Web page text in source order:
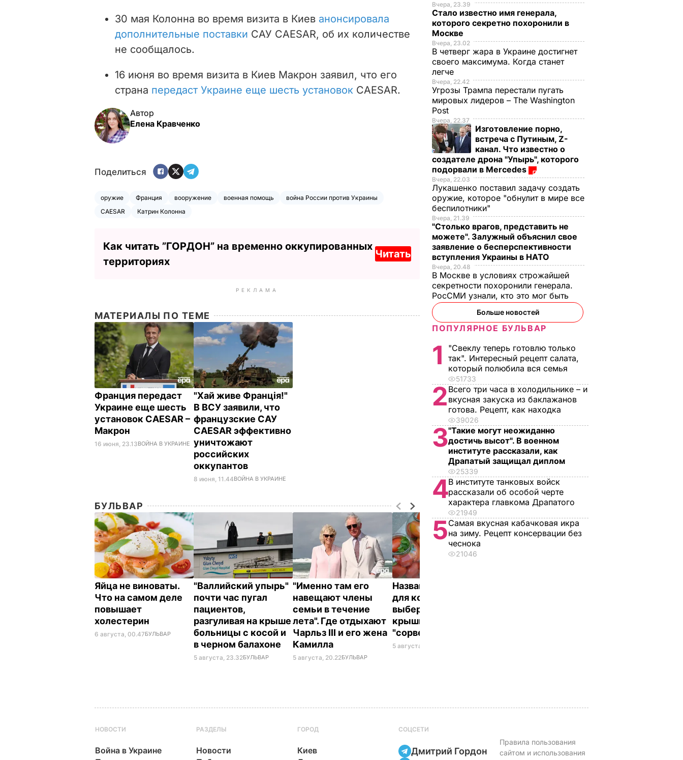
30 мая Колонна во время визита в Киев анонсировала
дополнительные поставки САУ CAESAR, об их количестве
не сообщалось.
16 июня во время визита в Киев Макрон заявил, что его
страна передаст Украине еще шесть установок CAESAR.
Автор
Елена Кравченко
Поделиться
оружие Франция вооружение военная помощь
война России против Украины
CAESAR
Катрин Колонна
Как читать ”ГОРДОН” на временно оккупированных
территориях
Читать
РЕКЛАМА
МАТЕРИАЛЫ ПО ТЕМЕ
Франция передаст
Украине еще шесть
установок CAESAR –
Макрон
16 июня, 23.13ВОЙНА В УКРАИНЕ
"Хай живе Франція!"
В ВСУ заявили, что
французские САУ
CAESAR эффективно
уничтожают
российских
оккупантов
8 июня, 11.44ВОЙНА В УКРАИНЕ
БУЛЬВАР
Яйца не виноваты.
Что на самом деле
повышает
холестерин
6 августа, 00.47БУЛЬВАР
"Валлийский упырь"
почти час пугал
пациентов,
разгуливая на крыше
больницы с косой и
в черном балахоне
5 августа, 23.32БУЛЬВАР
"Именно там его
навещают члены
семьи в течение
лета". Где отдыхают
Чарльз III и его жена
Камилла
5 августа, 20.22БУЛЬВАР
Названа лучшая соль
для консервации,
выберите ее – и
крышки на банках не
"сорвет"
5 августа, 19.34
Вчера, 23.39
Стало известно имя генерала,
которого секретно похоронили в
Москве
Вчера, 23.02
В четверг жара в Украине достигнет
своего максимума. Когда станет
легче
Вчера, 22.42
Угрозы Трампа перестали пугать
мировых лидеров – The Washington
Post
Вчера, 22.37
Изготовление порно,
встреча с Путиным, Z-
канал. Что известно о
создателе дрона "Упырь", которого
подорвали в Mercedes
Вчера, 22.03
Лукашенко поставил задачу создать
оружие, которое "обнулит в мире все
беспилотники"
Вчера, 21.39
"Столько врагов, представить не
можете". Залужный объяснил свое
заявление о бесперспективности
вступления Украины в НАТО
Вчера, 20.48
В Москве в условиях строжайшей
секретности похоронили генерала.
РосСМИ узнали, кто это мог быть
Больше новостей
ПОПУЛЯРНОЕ БУЛЬВАР
1
"Свеклу теперь готовлю только
так". Интересный рецепт салата,
который полюбила вся семья
51733
2 Всего три часа в холодильнике – и
вкусная закуска из баклажанов
готова. Рецепт, как находка
39026
3"Такие могут неожиданно
достичь высот". В военном
институте рассказали, как
Драпатый защищал диплом
25339
4В институте танковых войск
рассказали об особой черте
характера главкома Драпатого
21949
5Самая вкусная кабачковая икра
на зиму. Рецепт консервации без
чеснока
21046
НОВОСТИ
Война в Украине
РАЗДЕЛЫ
Новости
ГОРОД
Киев
СОЦСЕТИ
Дмитрий Гордон
Правила пользования
сайтом и использования